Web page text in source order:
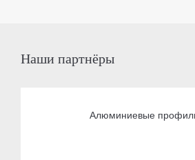
Наши партнёры
Алюминиевые